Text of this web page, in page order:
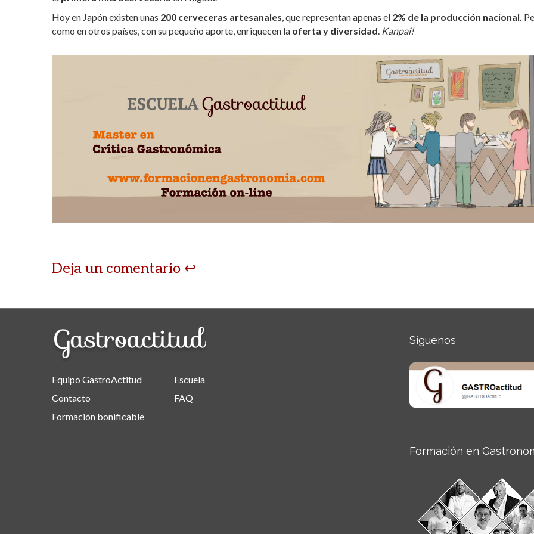
Hoy en Japón existen unas 200 cerveceras artesanales , que representan apenas el 2% de la producción nacional.
como en otros países, con su pequeño aporte, enriquecen la oferta y diversidad Kanpai!
Deja un comentario
Equipo GastroActitud
Contacto
Formación bonificable
Escuela
FAQ
Síguenos
Formación en